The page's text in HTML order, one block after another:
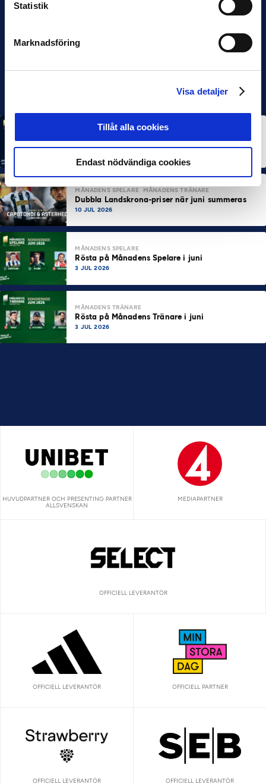
Statistik
Marknadsföring
Visa detaljer
Tillåt alla cookies
Endast nödvändiga cookies
MÅNADENS SPELARE MÅNADENS TRÄNARE
Rösta på Månadens Spelare & Tränare i juli
MÅNADENS SPELARE MÅNADENS TRÄNARE
Dubbla Landskrona-priser när juni summeras
10 JUL 2026
MÅNADENS SPELARE
Rösta på Månadens Spelare i juni
3 JUL 2026
MÅNADENS TRÄNARE
Rösta på Månadens Tränare i juni
3 JUL 2026
HUVUDPARTNER OCH PRESENTING PARTNER
ALLSVENSKAN
MEDIAPARTNER
OFFICIELL LEVERANTÖR
OFFICIELL LEVERANTÖR OFFICIELL PARTNER
OFFICIELL LEVERANTÖR OFFICIELL LEVERANTÖR